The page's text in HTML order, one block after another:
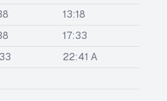
13:18
17:33
22:41 A